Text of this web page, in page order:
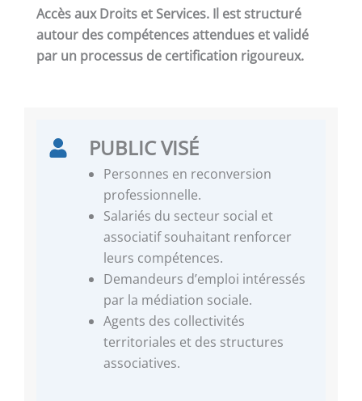
Accès aux Droits et Services. Il est structuré
autour des compétences attendues et validé
par un processus de certification rigoureux.
PUBLIC VISÉ
Personnes en reconversion
professionnelle.
Salariés du secteur social et
associatif souhaitant renforcer
leurs compétences.
Demandeurs d’emploi intéressés
par la médiation sociale.
Agents des collectivités
territoriales et des structures
associatives.